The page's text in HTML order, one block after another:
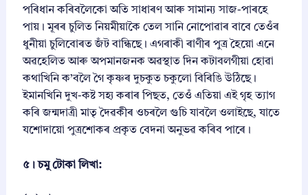
পৰিধান কৰিবলৈকো অতি সাধাৰণ আৰু সামান্য সাজ-পাৰহে
পায়। মূৰৰ চুলিত নিয়মীয়াকৈ তেল সানি নোপোৱাৰ বাবে তেওঁৰ
ধুনীয়া চুলিবোৰত জঁট বান্ধিছে। এগৰাকী ৰাণীৰ পুত্ৰ হৈয়ো এনে
অৱহেলিত আৰু অপমানজনক অৱস্থাত দিন কটাবলগীয়া হোৱা
কথাখিনি ক’বলৈ গৈ কৃষ্ণৰ দুচকুত চকুলো বিৰিঙি উঠিছে।
ইমানখিনি দুখ-কষ্ট সহ্য কৰাৰ পিছত, তেওঁ এতিয়া এই গৃহ ত্যাগ
কৰি জন্মদাত্ৰী মাতৃ দৈৱকীৰ ওচৰলৈ গুচি যাবলৈ ওলাইছে, যাতে
যশোদায়ো পুত্ৰশোকৰ প্ৰকৃত বেদনা অনুভৱ কৰিব পাৰে।
৫। চমু টোকা লিখা: